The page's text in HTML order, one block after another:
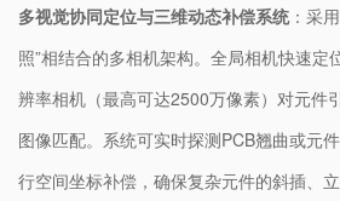
多视觉协同定位与三维动态补偿系统：采
照”相结合的多相机架构。全局相机快速定
辨率相机（最高可达2500万像素）对元件
图像匹配。系统可实时探测PCB翘曲或元
行空间坐标补偿，确保复杂元件的斜插、立